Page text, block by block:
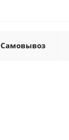
Самовывоз